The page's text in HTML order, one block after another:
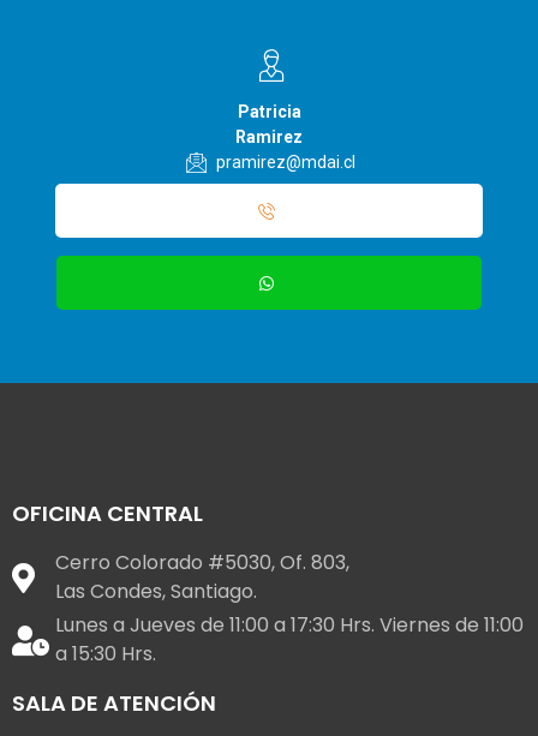
Patricia
Ramirez
pramirez@mdai.cl
OFICINA CENTRAL
Cerro Colorado #5030, Of. 803,
Las Condes, Santiago.
Lunes a Jueves de 11:00 a 17:30 Hrs. Viernes de 11:00
a 15:30 Hrs.
SALA DE ATENCIÓN